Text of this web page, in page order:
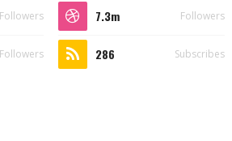
Followers 7.3m Followers
Followers 286 Subscribes